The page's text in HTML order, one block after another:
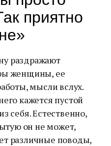
приятно
раздражают
женщины, ее
мысли вслух.
кажется пустой
себя. Естественно,
он не может,
различные поводы,